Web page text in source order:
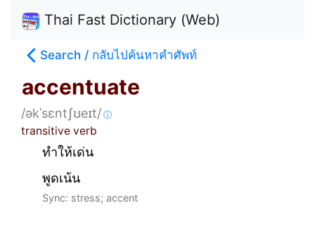
Thai Fast Dictionary (Web)
Search / กลับไปค้นหาคำศัพท์
accentuate
/əkˈsɛntʃʊeɪt/ ⓘ
transitive verb
ทำให้เด่น
พูดเน้น
Sync: stress; accent